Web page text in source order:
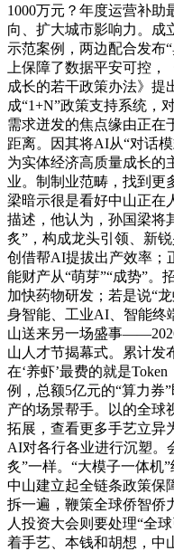
1000万元？年度运营补助
向、扩大城市影响力。成
示范案例，两边配合发布
上保障了数据平安可控
成长的若干政策办法》提
成“1+N”政策支持系统，
需求迸发的焦点缘由正在
距离。因其将AI从“对话
为实体经济高质量成长的
业。制制业范畴，找到更
梁暗示很是看好中山正在
描述，他认为，孙国梁将
炙”，构成龙头引领、新
创借帮AI提拔出产效率；
能财产从“萌芽”“成势”。
加快药物研发；若是说“
身智能、工业AI、智能终
山送来另一场盛事
山人才节揭幕式。累计发
在‘养虾’最费的就是
例，总额5亿元的“算力券
产的场景帮手。以的全球
拓展，查看更多手艺立异
AI对各行各业进行沉塑。
炙”一样。“大模子一体机
中山建立起全链条政策保
拆一遍，鞭策全球侨智侨
人投资大会则要处理“全
着手艺、本钱和胡想，中